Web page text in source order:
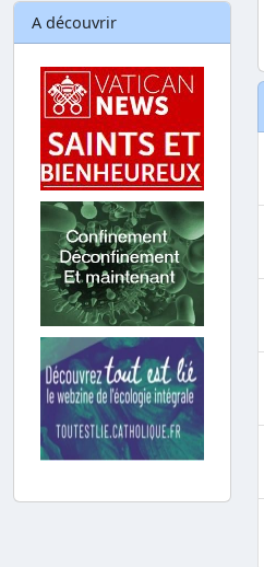
A découvrir